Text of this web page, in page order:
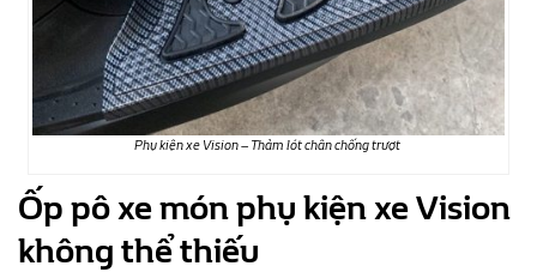
Phụ kiện xe Vision – Thảm lót chân chống trượt
Ốp pô xe món phụ kiện xe Vision
không thể thiếu